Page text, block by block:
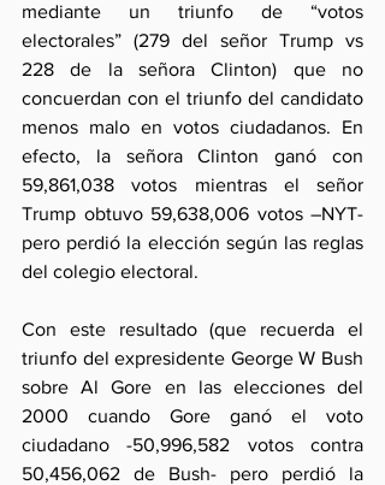
mediante un triunfo de “votos
electorales” (279 del señor Trump vs
228 de la señora Clinton) que no
concuerdan con el triunfo del candidato
menos malo en votos ciudadanos. En
efecto, la señora Clinton ganó con
59,861,038 votos mientras el señor
Trump obtuvo 59,638,006 votos –NYT-
pero perdió la elección según las reglas
del colegio electoral.
Con este resultado (que recuerda el
triunfo del expresidente George W Bush
sobre Al Gore en las elecciones del
2000 cuando Gore ganó el voto
ciudadano -50,996,582 votos contra
50,456,062 de Bush- pero perdió la